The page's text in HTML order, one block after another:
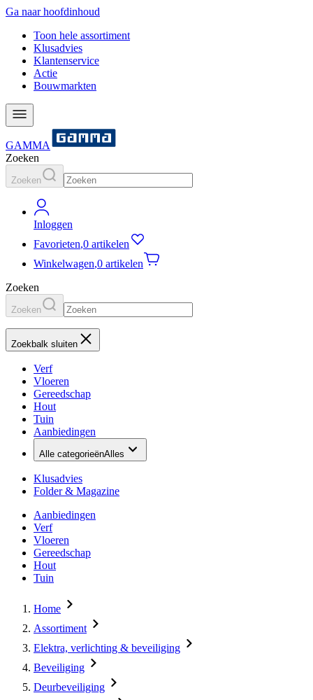
Ga naar hoofdinhoud
Toon hele assortiment
Klusadvies
Klantenservice
Actie
Bouwmarkten
GAMMA
Zoeken
Zoeken
Inloggen
Favorieten,0 artikelen
Winkelwagen,0 artikelen
Zoeken
Zoeken
Zoekbalk sluiten
Verf
Vloeren
Gereedschap
Hout
Tuin
Aanbiedingen
Alle categorieënAlles
Klusadvies
Folder & Magazine
Aanbiedingen
Verf
Vloeren
Gereedschap
Hout
Tuin
Home
Assortiment
Elektra, verlichting & beveiliging
Beveiliging
Deurbeveiliging